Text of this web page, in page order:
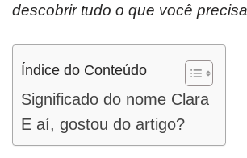
descobrir tudo o que você
Índice do Conteúdo
Significado do nome Clara
E aí, gostou do artigo?